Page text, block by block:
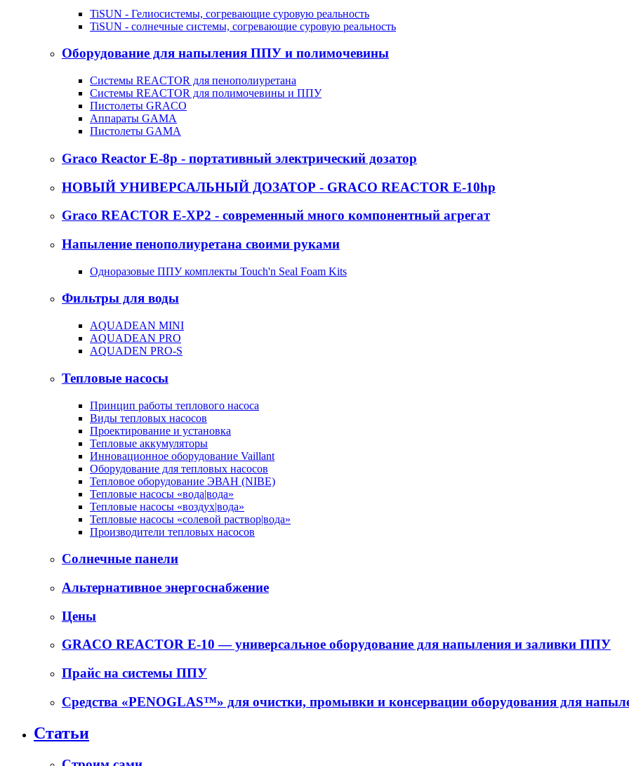
TiSUN - Гелиосистемы, согревающие суровую реальность
TiSUN - солнечные системы, согревающие суровую реальность
Оборудование для напыления ППУ и полимочевины
Системы REACTOR для пенополиуретана
Системы REACTOR для полимочевины и ППУ
Пистолеты GRACO
Аппараты GAMA
Пистолеты GAMA
Graco Reactor E-8p - портативный электрический дозатор
НОВЫЙ УНИВЕРСАЛЬНЫЙ ДОЗАТОР - GRACO REACTOR E-10hp
Graco REACTOR E-XP2 - современный много компонентный агрегат
Напыление пенополиуретана своими руками
Одноразовые ППУ комплекты Touch'n Seal Foam Kits
Фильтры для воды
AQUADEAN MINI
AQUADEAN PRO
AQUADEN PRO-S
Тепловые насосы
Принцип работы теплового насоса
Виды тепловых насосов
Проектирование и установка
Тепловые аккумуляторы
Инновационное оборудование Vaillant
Оборудование для тепловых насосов
Тепловое оборудование ЭВАН (NIBE)
Тепловые насосы «вода|вода»
Тепловые насосы «воздух|вода»
Тепловые насосы «солевой раствор|вода»
Производители тепловых насосов
Солнечные панели
Альтернативное энергоснабжение
Цены
GRACO REACTOR E-10 — универсальное оборудование для напыления и заливки ППУ
Прайс на системы ППУ
Средства «PENOGLAS™» для очистки, промывки и консервации оборудования для
Статьи